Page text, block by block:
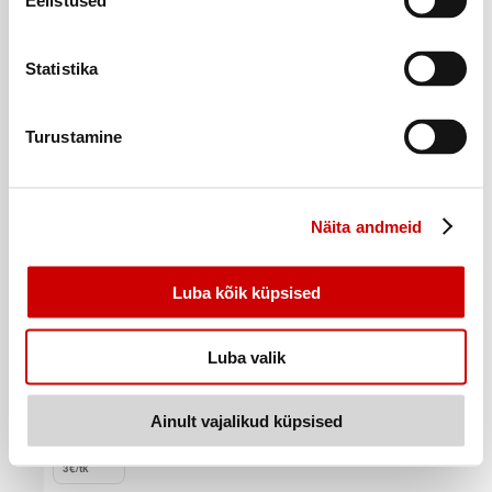
Statistika
Turustamine
Näita andmeid
Luba kõik küpsised
Luba valik
Ainult vajalikud küpsised
14
. 99€
3€/tk